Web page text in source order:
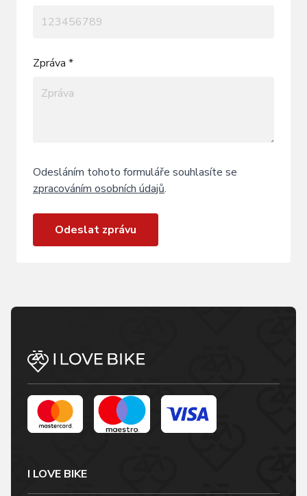
Zpráva *
Odesláním tohoto formuláře souhlasíte se
zpracováním osobních údajů.
Odeslat zprávu
I LOVE BIKE